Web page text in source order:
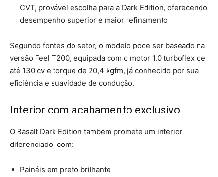
CVT, provável escolha para a Dark Edition, oferecendo
desempenho superior e maior refinamento
Segundo fontes do setor, o modelo pode ser baseado na
versão Feel T200, equipada com o motor 1.0 turboflex de
até 130 cv e torque de 20,4 kgfm, já conhecido por sua
eficiência e suavidade de condução.
Interior com acabamento exclusivo
O Basalt Dark Edition também promete um interior
diferenciado, com:
Painéis em preto brilhante